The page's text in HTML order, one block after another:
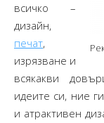
всичко –
дизайн,
печат,
изрязване и
всякакви
идеите си, ние
и атрактивен